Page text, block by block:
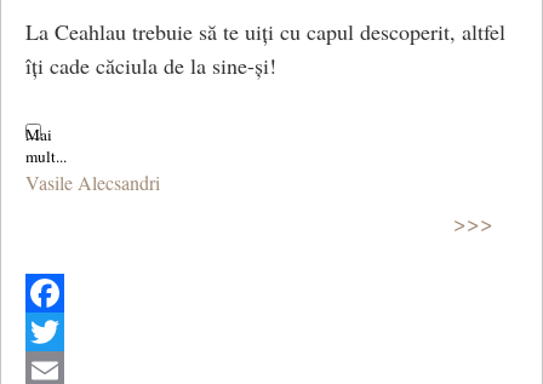
La Ceahlau trebuie să te uiți cu capul descoperit, altfel
îți cade căciula de la sine-și!
Vasile Alecsandri
>>>
Facebook
Twitter